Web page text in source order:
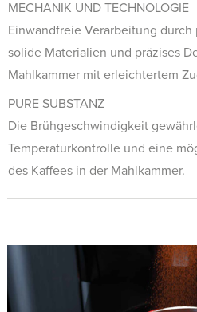
MECHANIK UND TECHNOLOGIE
Einwandfreie Verarbeitung
solide Materialien und präzises
Mahlkammer mit erleichtertem
PURE SUBSTANZ
Die Brühgeschwindigkeit
Temperaturkontrolle und eine
des Kaffees in der Mahlkammer.